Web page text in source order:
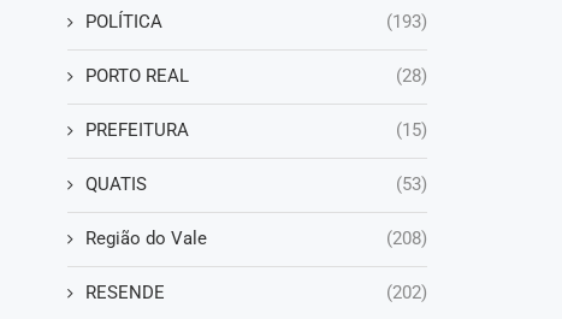
POLÍTICA (193)
PORTO REAL (28)
PREFEITURA (15)
QUATIS (53)
Região do Vale (208)
RESENDE (202)